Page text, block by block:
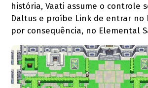
história, Vaati assume o controle
Daltus e proíbe Link de entrar no
por consequência, no Elemental